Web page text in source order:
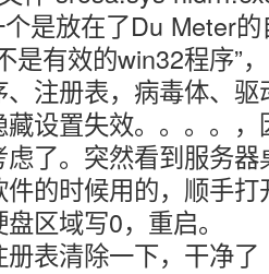
是放在了Du Meter
是有效的win32程序”
注册表，病毒体、
设置失效。。。。
了。突然看到服务
的时候用的，顺手
区域写0，重启。
表清除一下，干净了